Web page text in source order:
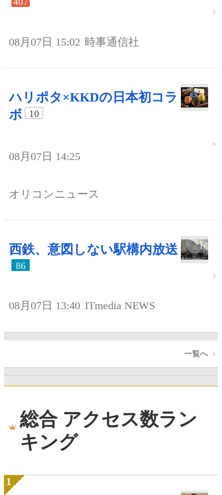
08月07日 15:02 時事通信社
ハリポタ×KKDの日本初コラ
ボ
10
08月07日 14:25
オリコンニュース
西鉄、意図しない駅構内放送
86
08月07日 13:40 ITmedia NEWS
一覧へ
総合 アクセス数ラン
キング